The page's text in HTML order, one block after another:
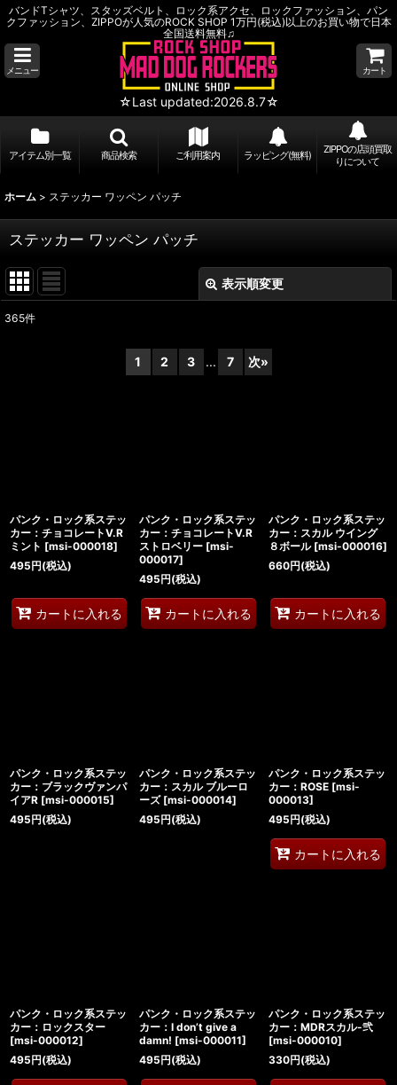
バンドTシャツ、スタッズベルト、ロック系アクセ、ロックファッション、パン
クファッション、ZIPPOが人気のROCK SHOP 1万円(税込)以上のお買い物で日本
全国送料無料♫
メニュー
☆Last updated:2026.8.7☆
カート
アイテム別一覧 商品検索 ご利用案内 ラッピング(無料)
ZIPPOの店頭買取
りについて
ホーム > ステッカー ワッペン パッチ
ステッカー ワッペン パッチ
表示順変更
365件
1 2 3 ... 7 次»
パンク・ロック系ステッ
カー：チョコレートV.R
ミント [msi-000018]
495円(税込)
カートに入れる
パンク・ロック系ステッ
カー：チョコレートV.R
ストロベリー [msi-
000017]
495円(税込)
カートに入れる
パンク・ロック系ステッ
カー：スカル ウイング
８ボール [msi-000016]
660円(税込)
カートに入れる
パンク・ロック系ステッ
カー：ブラックヴァンパ
イアR [msi-000015]
495円(税込)
パンク・ロック系ステッ
カー：スカル ブルーロ
ーズ [msi-000014]
495円(税込)
パンク・ロック系ステッ
カー：ROSE [msi-
000013]
495円(税込)
カートに入れる
パンク・ロック系ステッ
カー：ロックスター
[msi-000012]
495円(税込)
パンク・ロック系ステッ
カー：I don’t give a
damn! [msi-000011]
495円(税込)
パンク・ロック系ステッ
カー：MDRスカル-弐
[msi-000010]
330円(税込)